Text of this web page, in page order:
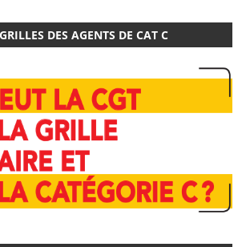
DES AGENTS DE CAT C